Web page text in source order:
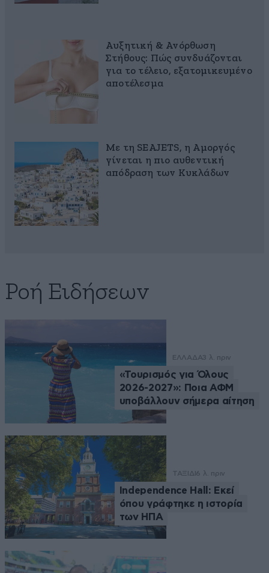
Αυξητική & Ανόρθωση
Στήθους: Πώς συνδυάζονται
για το τέλειο, εξατομικευμένο
αποτέλεσμα
Με τη SEAJETS, η Αμοργός
γίνεται η πιο αυθεντική
απόδραση των Κυκλάδων
Ροή Ειδήσεων
ΕΛΛΑΔΑ3 λ. πριν
«Τουρισμός για Όλους
2026-2027»: Ποια ΑΦΜ
υποβάλλουν σήμερα αίτηση
ΤΑΞΙΔΙ6 λ. πριν
Independence Hall: Εκεί
όπου γράφτηκε η ιστορία
των ΗΠΑ